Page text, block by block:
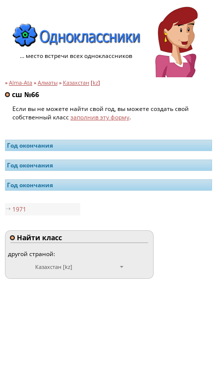
... место встречи всех одноклассников
» Alma-Ata » Алматы » Казахстан [kz]
сш №66
Если вы не можете найти свой год, вы можете создать свой
собственный классзаполнив эту форму.
Год окончания
Год окончания
Год окончания
1971
Найти класс
другой страной:
Казахстан [kz]